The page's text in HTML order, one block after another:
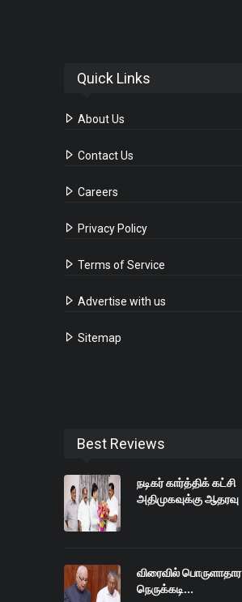
Quick Links
About Us
Contact Us
Careers
Privacy Policy
Terms of Service
Advertise with us
Sitemap
Best Reviews
நடிகர் கார்த்திக் கட்சி
அதிமுகவுக்கு ஆதரவு
விரைவில் பொருளாதார
நெருக்கடி...